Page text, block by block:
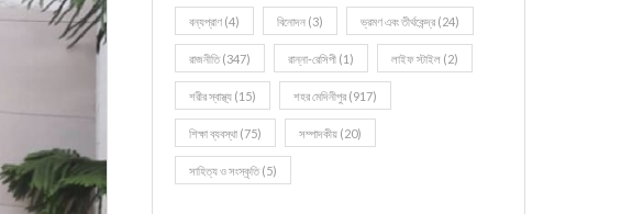
বন্যপ্রাণ (4) বিনোদন (3) ভ্রমণ এবং তীর্থকেন্দ্র (24)
রাজনীতি(347) রান্না-রেসিপী (1) লাইফ স্টাইল (2)
শরীর স্বাস্থ্য (15) শহর মেদিনীপুর (917)
শিক্ষা ব্যবস্থা (75) সম্পাদকীয় (20)
সাহিত্য ও সংস্কৃতি(5)